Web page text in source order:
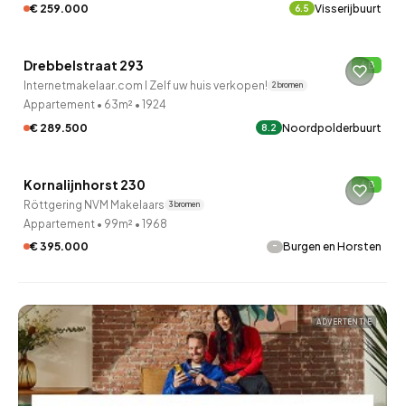
€ 259.000
6.5 Visserijbuurt
7 uur geleden ontdekt
Drebbelstraat 293 B
Internetmakelaar.com I Zelf uw huis verkopen! 2 bronnen
Appartement • 63m² • 1924
€ 289.500
8.2 Noordpolderbuurt
7 uur geleden ontdekt
Kornalijnhorst 230 B
Röttgering NVM Makelaars 3 bronnen
Appartement • 99m² • 1968
€ 395.000
- Burgen en Horsten
ADVERTENTIE